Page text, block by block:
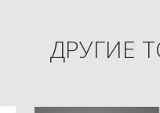
ДРУГИЕ